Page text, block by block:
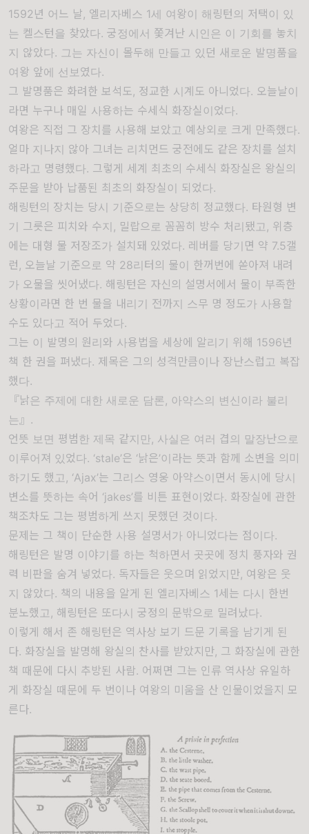
1592년 어느 날, 엘리자베스 1세 여왕이 해링턴의 저택이 있
는 켈스턴을 찾았다. 궁정에서 쫓겨난 시인은 이 기회를 놓치
지 않았다. 그는 자신이 몰두해 만들고 있던 새로운 발명품을
여왕 앞에 선보였다.
그 발명품은 화려한 보석도, 정교한 시계도 아니었다. 오늘날이
라면 누구나 매일 사용하는 수세식 화장실이었다.
여왕은 직접 그 장치를 사용해 보았고 예상외로 크게 만족했다.
얼마 지나지 않아 그녀는 리치먼드 궁전에도 같은 장치를 설치
하라고 명령했다. 그렇게 세계 최초의 수세식 화장실은 왕실의
주문을 받아 납품된 최초의 화장실이 되었다.
해링턴의 장치는 당시 기준으로는 상당히 정교했다. 타원형 변
기 그릇은 피치와 수지, 밀랍으로 꼼꼼히 방수 처리됐고, 위층
에는 대형 물 저장조가 설치돼 있었다. 레버를 당기면 약 7.5갤
런, 오늘날 기준으로 약 28리터의 물이 한꺼번에 쏟아져 내려
가 오물을 씻어냈다. 해링턴은 자신의 설명서에서 물이 부족한
상황이라면 한 번 물을 내리기 전까지 스무 명 정도가 사용할
수도 있다고 적어 두었다.
그는 이 발명의 원리와 사용법을 세상에 알리기 위해 1596년
책 한 권을 펴냈다. 제목은 그의 성격만큼이나 장난스럽고 복잡
했다.
『낡은 주제에 대한 새로운 담론, 아약스의 변신이라 불리
는』.
언뜻 보면 평범한 제목 같지만, 사실은 여러 겹의 말장난으로
이루어져 있었다. ‘stale’은 ‘낡은’이라는 뜻과 함께 소변을 의미
하기도 했고, ‘Ajax’는 그리스 영웅 아약스이면서 동시에 당시
변소를 뜻하는 속어 ‘jakes’를 비튼 표현이었다. 화장실에 관한
책조차도 그는 평범하게 쓰지 못했던 것이다.
문제는 그 책이 단순한 사용 설명서가 아니었다는 점이다.
해링턴은 발명 이야기를 하는 척하면서 곳곳에 정치 풍자와 권
력 비판을 숨겨 넣었다. 독자들은 웃으며 읽었지만, 여왕은 웃
지 않았다. 책의 내용을 알게 된 엘리자베스 1세는 다시 한번
분노했고, 해링턴은 또다시 궁정의 문밖으로 밀려났다.
이렇게 해서 존 해링턴은 역사상 보기 드문 기록을 남기게 된
다. 화장실을 발명해 왕실의 찬사를 받았지만, 그 화장실에 관한
책 때문에 다시 추방된 사람. 어쩌면 그는 인류 역사상 유일하
게 화장실 때문에 두 번이나 여왕의 미움을 산 인물이었을지 모
른다.